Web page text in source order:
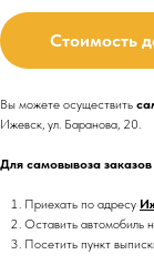
Стоимость
Вы можете осуществить
Ижевск, ул. Баранова, 20.
Для самовывоза
Приехать по адресу
Оставить автомобиль
Посетить пункт